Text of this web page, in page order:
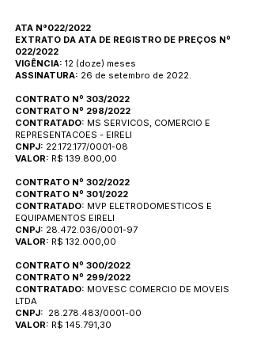
ATA N°022/2022
EXTRATO DA ATA DE REGISTRO DE PREÇOS Nº
022/2022
VIGÊNCIA: 12 (doze) meses
ASSINATURA: 26 de setembro de 2022.
CONTRATO Nº 303/2022
CONTRATO Nº 298/2022
CONTRATADO: MS SERVICOS, COMERCIO E
REPRESENTACOES - EIRELI
CNPJ: 22.172.177/0001-08
VALOR: R$ 139.800,00
CONTRATO Nº 302/2022
CONTRATO Nº 301/2022
CONTRATADO: MVP ELETRODOMESTICOS E
EQUIPAMENTOS EIRELI
CNPJ: 28.472.036/0001-97
VALOR: R$ 132.000,00
CONTRATO Nº 300/2022
CONTRATO Nº 299/2022
CONTRATADO: MOVESC COMERCIO DE MOVEIS
LTDA
CNPJ: 28.278.483/0001-00
VALOR: R$ 145.791,30